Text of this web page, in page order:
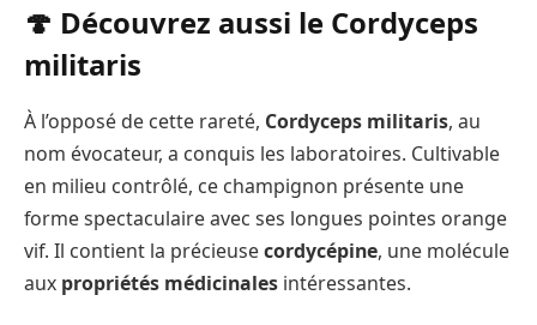
🍄 Découvrez aussi le Cordyceps
militaris
À l’opposé de cette rareté, Cordyceps militaris, au
nom évocateur, a conquis les laboratoires. Cultivable
en milieu contrôlé, ce champignon présente une
forme spectaculaire avec ses longues pointes orange
vif. Il contient la précieusecordycépine, une molécule
aux propriétés médicinales intéressantes.